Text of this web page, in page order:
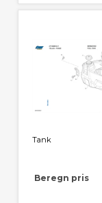
Tank
Beregn pris